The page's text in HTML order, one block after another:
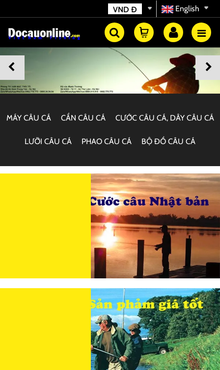
English
VND Đ
MÁY CÂU CÁ CẦN CÂU CÁ CƯỚC CÂU CÁ, DÂY CÂU CÁ
LƯỠI CÂU CÁ PHAO CÂU CÁ BỘ ĐỒ CÂU CÁ